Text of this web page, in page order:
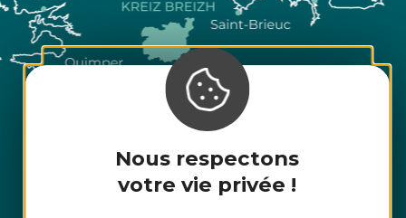
Nous respectons
votre vie privée !